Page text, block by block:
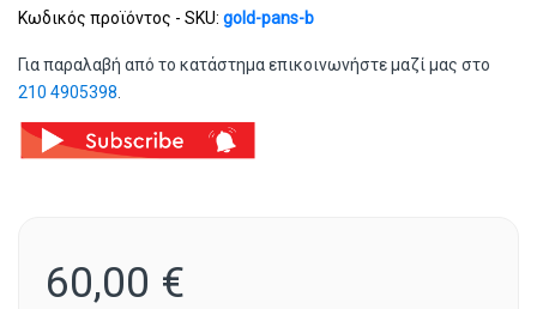
Κωδικός προϊόντος - SKU: gold-pans-b
Για παραλαβή από το κατάστημα επικοινωνήστε μαζί μας στο
210 4905398
60,00 €